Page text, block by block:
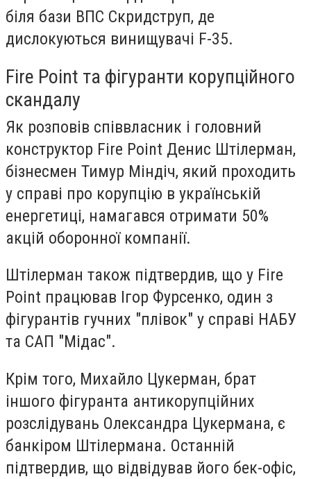
біля бази ВПС Скридструп, де
дислокуються винищувачі F-35.
Fire Point та фігуранти корупційного
скандалу
Як розповів співвласник і головний
конструктор Fire Point Денис Штілерман,
бізнесмен Тимур Міндіч, який проходить
у справі про корупцію в українській
енергетиці, намагався отримати 50%
акцій оборонної компанії.
Штілерман також підтвердив, що у Fire
Point працював Ігор Фурсенко, один з
фігурантів гучних "плівок" у справі НАБУ
та САП "Мідас".
Крім того, Михайло Цукерман, брат
іншого фігуранта антикорупційних
розслідувань Олександра Цукермана, є
банкіром Штілермана. Останній
підтвердив, що відвідував його бек-офіс,